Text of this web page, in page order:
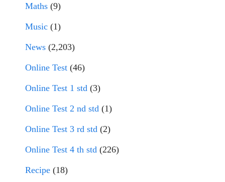
Maths (9)
Music (1)
News (2,203)
Online Test (46)
Online Test 1 std (3)
Online Test 2 nd std (1)
Online Test 3 rd std (2)
Online Test 4 th std (226)
Recipe (18)